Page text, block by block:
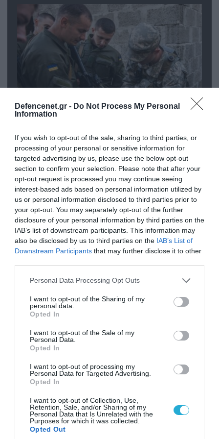
Defencenet.gr - Do Not Process My Personal
Information
If you wish to opt-out of the sale, sharing to third parties, or
processing of your personal or sensitive information for
targeted advertising by us, please use the below opt-out
section to confirm your selection. Please note that after your
opt-out request is processed you may continue seeing
interest-based ads based on personal information utilized by
us or personal information disclosed to third parties prior to
your opt-out. You may separately opt-out of the further
disclosure of your personal information by third parties on the
IAB’s list of downstream participants. This information may
also be disclosed by us to third parties on the IAB’s List of
Downstream Participants that may further disclose it to other
Please note that this website/app uses one or more Google
not limited to your visit or usage behaviour. You may click to
grant or deny consent to Google and its third-party tags to
use your data for below specified purposes in below Google
consent section.
Personal Data Processing Opt Outs
I want to opt-out of the Sharing of my
personal data.
Opted In
I want to opt-out of the Sale of my
Personal Data.
Opted In
I want to opt-out of processing my
Personal Data for Targeted Advertising.
Opted In
I want to opt-out of Collection, Use,
Retention, Sale, and/or Sharing of my
Personal Data that Is Unrelated with the
Purposes for which it was collected.
Opted Out
«Κεραυνοί» της ρωσικής Βοστόκ
κατέκαψαν εξοπλισμό των ΗΠΑ με
Ουκρανούς και Αμερικανούς
μισθοφόρους – Δείτε βίντεο
07.08.2026
Δεν είναι μόνο το Μαρόκο: Ποια
χώρα μετέφερε 2.000
παράνομους αλλοδαπούς και με
ναρκωτικά στην Ισπανία
(βίντεο)
07.08.2026
Η πυρκαγιά στην Αττικοβοιωτία
απελευθέρωσε ενέργεια ίση με
6 ατομικές βόμβες της
Χιροσίμα!
07.08.2026
TASS: Ρώσοι χάκερ αποκάλυψαν
ουκρανικά πλήγματα σε
στόχους στο ρωσικό έδαφος!
Οι Ρώσοι κτύπησαν με drones
Geran-4 και βαλλιστικούς
ουκρανικό τρένο με
στρατιωτικό εξοπλισμό
POPULAR 24H